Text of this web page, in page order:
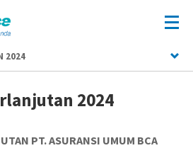
2024
2024
PT. ASURANSI UMUM BCA